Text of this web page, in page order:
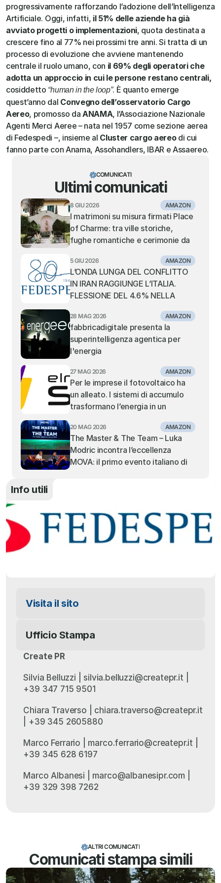
COMUNICATI
Ultimi comunicati
8 GIU 2026 AMAZON
I matrimoni su misura firmati Place
of Charme: tra ville storiche,
fughe romantiche e cerimonie da
5 GIU 2026 AMAZON
L’ONDA LUNGA DEL CONFLITTO
IN IRAN RAGGIUNGE L’ITALIA.
FLESSIONE DEL 4.6% NELLA
CONTAINER NEI PORTI ITALIANI.
TIENE IL TRANSHIPMENT, IN
SOFFERENZA I PORTI GATEWAY
DEL MEDITERRANEO CENTRALE
E ORIENTALE
28 MAG 2026 AMAZON
fabbricadigitale presenta la
superintelligenza agentica per
l'energia
27 MAG 2026 AMAZON
Per le imprese il fotovoltaico ha
un alleato. I sistemi di accumulo
trasformano l’energia in un
di Elmec Solar.
20 MAG 2026 AMAZON
The Master & The Team – Luka
Modric incontra l’eccellenza
MOVA: il primo evento italiano di
progressivamente rafforzando l’adozione dell’Intelligenza
Artificiale. Oggi, infatti, il 51% delle aziende ha già
avviato progetti o implementazioni, quota destinata a
crescere fino al 77% nei prossimi tre anni. Si tratta di un
processo di evoluzione che avviene mantenendo
centrale il ruolo umano, con il 69% degli operatori che
cosiddetto “human in the loop”. È quanto emerge
quest’anno dal Convegno dell’osservatorio Cargo
Aereo, promosso da ANAMA, l’Associazione Nazionale
Agenti Merci Aeree – nata nel 1957 come sezione aerea
di Fedespedi –, insieme al Cluster cargo aereo di cui
fanno parte con Anama, Assohandlers, IBAR e Assaereo.
Info utili
Visita il sito
Ufficio Stampa
Create PR
Silvia Belluzzi | silvia.belluzzi@createpr.it |
+39 347 715 9501
Chiara Traverso | chiara.traverso@createpr.it
| +39 345 2605880‬‬‬‬
Marco Ferrario | marco.ferrario@createpr.it |
+39 345 628 6197
Marco Albanesi | marco@albanesipr.com |
+39 329 398 7262
ALTRI COMUNICATI
Comunicati stampa simili